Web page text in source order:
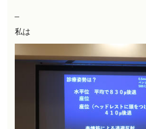
私は